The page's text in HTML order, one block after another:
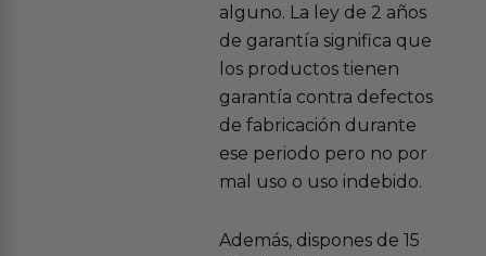
alguno. La ley de 2 años
de garantía significa que
los productos tienen
garantía contra defectos
de fabricación durante
ese periodo pero no por
mal uso o uso indebido.
Además, dispones de 15